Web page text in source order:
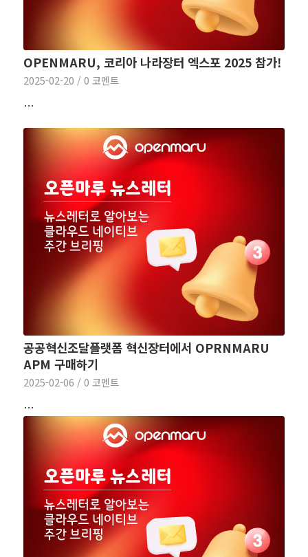
OPENMARU, 코리아 나라장터 엑스포 2025 참가!
2025-02-20 / 0 코멘트
…
공공혁신조달플랫폼 혁신장터에서 OPRNMARU
APM 구매하기
2025-02-06 / 0 코멘트
…